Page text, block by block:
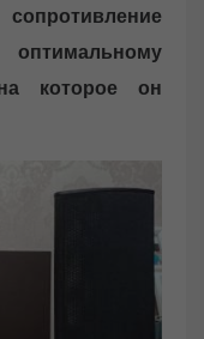
которое он